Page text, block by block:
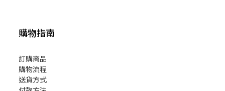
購物指南
訂購商品
購物流程
送貨方式